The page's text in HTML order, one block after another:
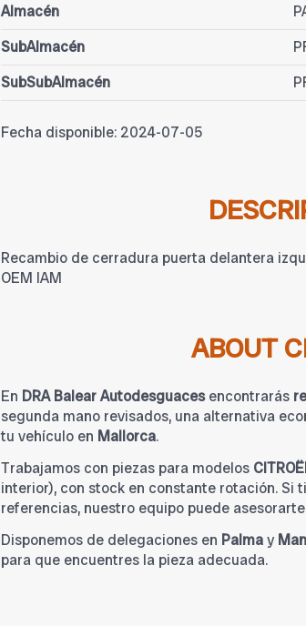
Almacén
SubAlmacén
SubSubAlmacén
Fecha disponible: 2024-07-05
Recambio de cerradura puerta delantera
OEM IAM
ABOUT
En DRA Balear Autodesguacesencontrarás
segunda mano revisados, una alternativa
tu vehículo en Mallorca.
Trabajamos con piezas para modelos
interior), con stock en constante rotación. Si
referencias, nuestro equipo puede
Disponemos de delegaciones en Palmay
para que encuentres la pieza adecuada.